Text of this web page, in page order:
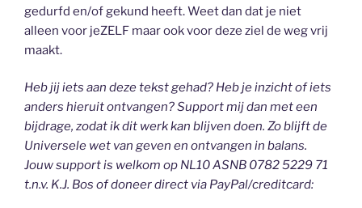
gedurfd en/of gekund heeft. Weet dan dat je niet
alleen voor jeZELF maar ook voor deze ziel de weg vrij
maakt.
Heb jij iets aan deze tekst gehad? Heb je inzicht of iets
anders hieruit ontvangen? Support mij dan met een
bijdrage, zodat ik dit werk kan blijven doen. Zo blijft de
Universele wet van geven en ontvangen in balans.
Jouw support is welkom op NL10 ASNB 0782 5229 71
t.n.v. K.J. Bos of doneer direct via PayPal/creditcard: